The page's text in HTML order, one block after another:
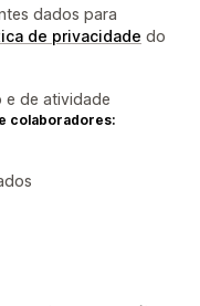
dados para
de privacidade do
e de atividade
colaboradores: